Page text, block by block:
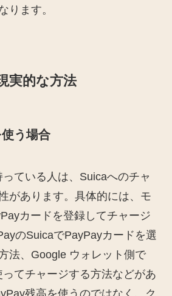
ります。
実的な方法
う場合
ている人は、Suicaへのチャ
があります。具体的には、モ
カードを登録してチャージ
のSuicaでPayPayカードを選
法、Google ウォレット側で
てチャージする方法などがあ
残高を使うのではなく、ク